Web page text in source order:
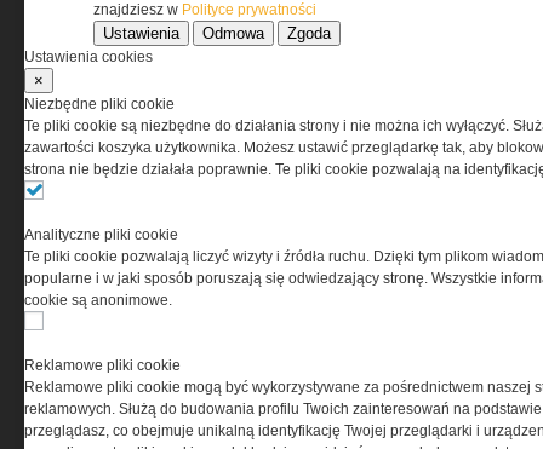
Korzystanie z portalu jest równoznaczne
przez Grupa MEDIUM Spółka z ograniczoną
odpowiedzialnością Spółka komandytowa, nr KRS:
0000537655, NIP 1132860378, REGON 146393437
(zwana dalej Grupa MEDIUM) w postaci Regulaminu.
Ta witryna wykorzystuje pliki cookies do przechowywania
informacji na Twoim komputerze. Pliki cookies stosujemy
w celu świadczenia usług na najwyższym poziomie,
znajdziesz w Polityce prywatności
Ustawienia Odmowa Zgoda
Ustawienia cookies
×
Niezbędne pliki cookie
Te pliki cookie są niezbędne do działania strony i nie można ich wyłączyć.
zawartości koszyka użytkownika. Możesz ustawić przeglądarkę tak, aby
strona nie będzie działała poprawnie. Te pliki cookie pozwalają na
Analityczne pliki cookie
Te pliki cookie pozwalają liczyć wizyty i źródła ruchu. Dzięki tym plikom
popularne i w jaki sposób poruszają się odwiedzający stronę. Wszystkie
cookie są anonimowe.
Reklamowe pliki cookie
Reklamowe pliki cookie mogą być wykorzystywane za pośrednictwem naszej
reklamowych. Służą do budowania profilu Twoich zainteresowań na
przeglądasz, co obejmuje unikalną identyfikację Twojej przeglądarki i